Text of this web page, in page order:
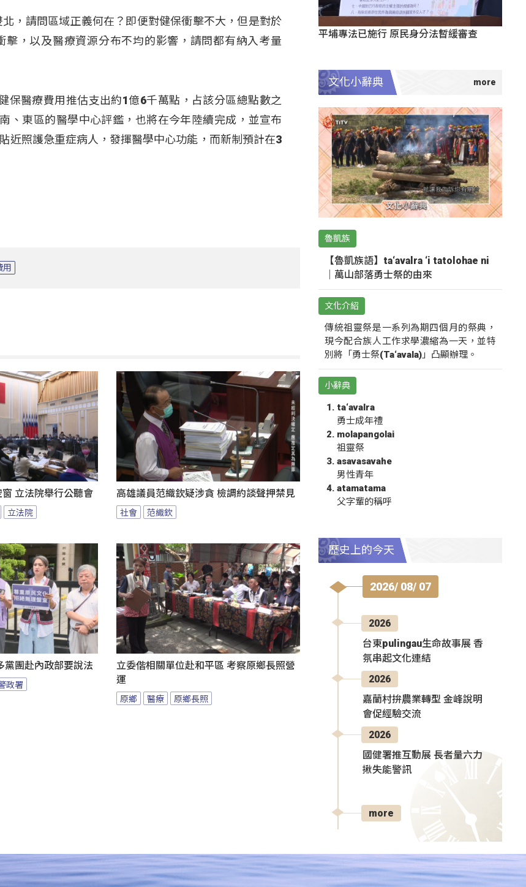
，請問區域正義何在？即便對健保衝擊不大，但是對於
，以及醫療資源分布不均的影響，請問都有納入考量
保醫療費用推估支出約1億6千萬點，占該分區總點數之
、東區的醫學中心評鑑，也將在今年陸續完成，並宣布
近照護急重症病人，發揮醫學中心功能，而新制預計在3
用
立法院舉行公聽會
立法院
高雄議員范織欽疑涉貪 檢調約談聲押禁見
社會 范織欽
黨團赴內政部要說法
政署
立委偕相關單位赴和平區 考察原鄉長照營
運
原鄉 醫療 原鄉長照
平埔專法已施行 原民身分法暫緩審查
文化小辭典
魯凱族
【魯凱族語】ta‘avalra ‘i tatolohae ni
｜萬山部落勇士祭的由來
文化介紹
傳統祖靈祭是一系列為期四個月的祭典，
現今配合族人工作求學濃縮為一天，並特
別將「勇士祭(Ta‘avala)」凸顯辦理。
小辭典
ta‘avalra
勇士成年禮
molapangolai
祖靈祭
asavasavahe
男性青年
atamatama
父字輩的稱呼
歷史上的今天
2026/ 08/ 07
2026
台東pulingau生命故事展 香
氛串起文化連結
2026
嘉蘭村拚農業轉型 金峰說明
會促經驗交流
2026
國健署推互動展 長者量六力
揪失能警訊
more